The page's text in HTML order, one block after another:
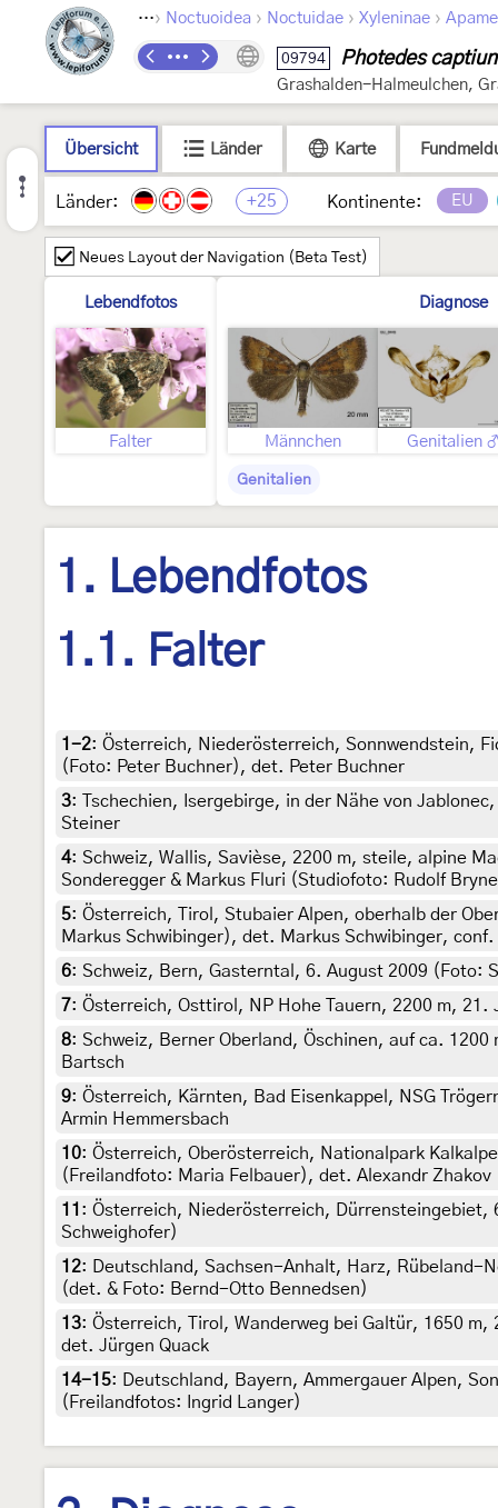
Lepidoptera › Noctuoidea › Noctuidae › Xyleninae ›
09794 Photedes
Grashalden-Halmeulchen,
Übersicht Länder Karte
Länder: +25 Kontinente: EU
Neues Layout der Navigation (Beta Test)
Lebendfotos
Falter
Diagnose
Männchen Genitalien
Genitalien
1. Lebendfotos
1.1. Falter
1-2: Österreich, Niederösterreich, Sonnwendstein,
(Foto: Peter Buchner), det. Peter Buchner
3:
Tschechien, Isergebirge, in der Nähe von
Steiner
4: Schweiz, Wallis, Savièse, 2200 m, steile, alpine
Sonderegger & Markus Fluri (Studiofoto: Rudolf
5: Österreich, Tirol, Stubaier Alpen, oberhalb der
Markus Schwibinger), det. Markus Schwibinger,
6: Schweiz, Bern, Gasterntal, 6. August 2009 (Foto:
7: Österreich, Osttirol, NP Hohe Tauern, 2200 m,
8: Schweiz, Berner Oberland, Öschinen, auf ca.
Bartsch
9: Österreich, Kärnten, Bad Eisenkappel, NSG
Armin Hemmersbach
10: Österreich, Oberösterreich, Nationalpark
(Freilandfoto: Maria Felbauer), det. Alexandr Zhakov
11 : Österreich, Niederösterreich,
Schweighofer)
12:
Deutschland, Sachsen-Anhalt, Harz, Rübeland-
(det. & Foto: Bernd-Otto Bennedsen)
13: Österreich, Tirol, Wanderweg bei Galtür, 1650
det. Jürgen Quack
14-15:
Deutschland, Bayern, Ammergauer Alpen,
(Freilandfotos: Ingrid Langer)